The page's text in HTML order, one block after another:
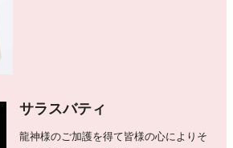
サラスバティ
龍神様のご加護を得て皆様の心によりそ